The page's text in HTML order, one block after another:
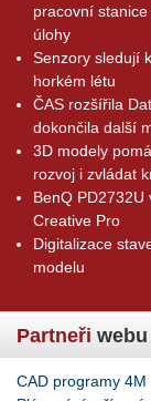
pracovní
úlohy
Senzory sledují
horkém létu
ČAS rozšířila
dokončila další
3D modely
rozvoj i zvládat
BenQ
Creative Pro
Digitalizace
modelu
Partneři webu
CAD programy 4M